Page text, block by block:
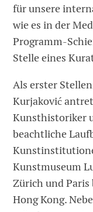
für unsere
wie es in der
Programm-
Stelle eines
Als erster
Kurjaković
Kunsthistoriker
beachtliche
Kunstmuseum
Zürich und
Hong Kong.